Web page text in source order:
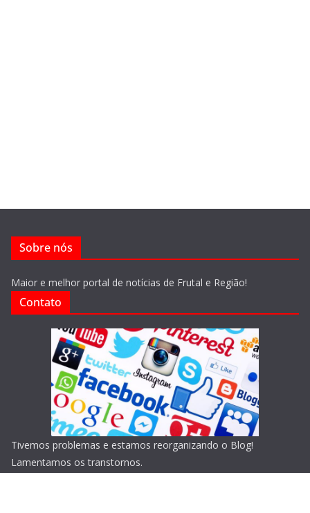
Sobre nós
Maior e melhor portal de notícias de Frutal e Região!
Contato
Tivemos problemas e estamos reorganizando o Blog!
Lamentamos os transtornos.